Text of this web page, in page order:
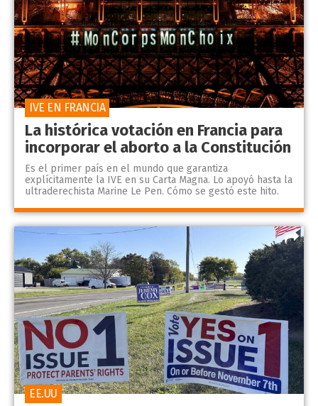
La histórica votación en Francia para
incorporar el aborto a la Constitución
Es el primer país en el mundo que garantiza
explícitamente la IVE en su Carta Magna. Lo apoyó hasta la
ultraderechista Marine Le Pen. Cómo se gestó este hito.
IVE EN FRANCIA
EE.UU